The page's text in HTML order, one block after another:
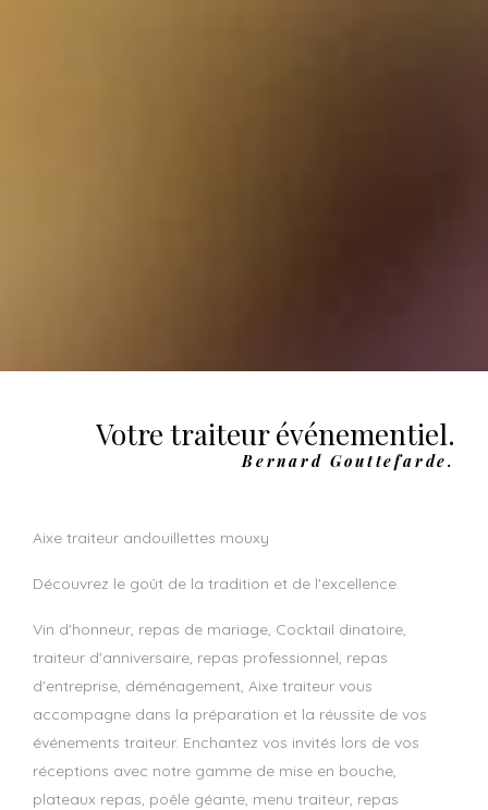
Votre traiteur événementiel.
Bernard Gouttefarde.
aixe traiteur andouillettes mouxy
Découvrez le goût de la tradition et de l'excellence.
Vin d'honneur, repas de mariage, Cocktail dinatoire,
traiteur d'anniversaire, repas professionnel, repas
d'entreprise, déménagement, Aixe traiteur vous
accompagne dans la préparation et la réussite de vos
événements traiteur. Enchantez vos invités lors de vos
réceptions avec notre gamme de mise en bouche,
plateaux repas, poêle géante, menu traiteur, repas